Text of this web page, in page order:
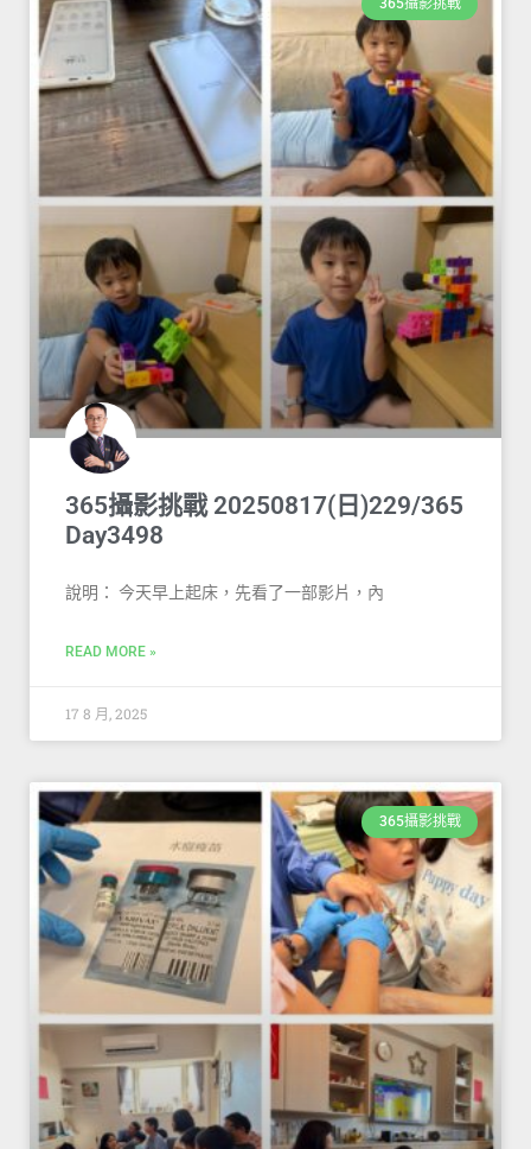
365攝影挑戰
365攝影挑戰 20250817(日)229/365
Day3498
說明： 今天早上起床，先看了一部影片，內
READ MORE »
17 8 月, 2025
365攝影挑戰